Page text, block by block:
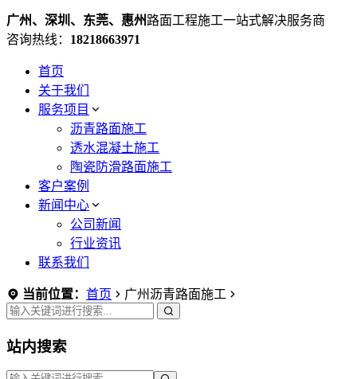
广州、深圳、东莞、惠州路面工程施工一站式解决服务商
咨询热线： 18218663971
首页
关于我们
服务项目
沥青路面施工
透水混凝土施工
陶瓷防滑路面施工
客户案例
新闻中心
公司新闻
行业资讯
联系我们
当前位置： 首页 广州沥青路面施工
站内搜索